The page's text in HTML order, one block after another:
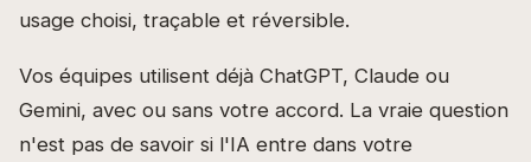
usage choisi, traçable et réversible.
Vos équipes utilisent déjà ChatGPT, Claude ou
Gemini, avec ou sans votre accord. La vraie question
n'est pas de savoir si l'IA entre dans votre